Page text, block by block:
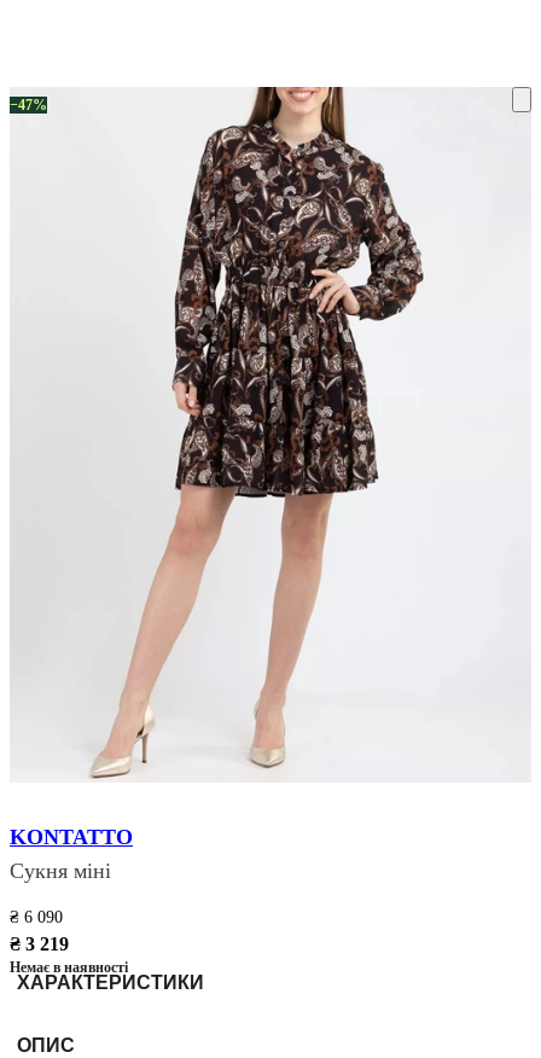
−47%
KONTATTO
Сукня міні
₴ 6 090
₴ 3 219
Немає в наявності
ХАРАКТЕРИСТИКИ
ОПИС